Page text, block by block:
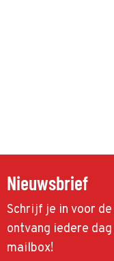
Nieuwsbrief
Schrijf je in voor
ontvang iedere
mailbox!